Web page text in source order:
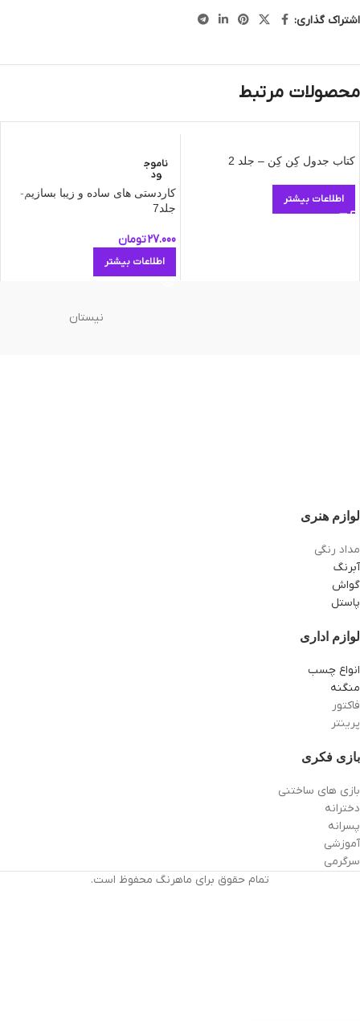
اشتراک گذاری:
محصولات مرتبط
کتاب جدول کِن کِن – جلد 2
اطلاعات بیشتر
ناموج
ود
کاردستی های ساده و زیبا بسازیم-
جلد7
27.000تومان
اطلاعات بیشتر
نیستان
لوازم هنری
مداد رنگی
آبرنگ
گواش
پاستل
لوازم اداری
انواع چسب
منگنه
فاکتور
پرینتر
بازی فکری
بازی های ساختنی
دخترانه
پسرانه
آموزشی
سرگرمی
تمام حقوق برای ماهرنگ محفوظ است.